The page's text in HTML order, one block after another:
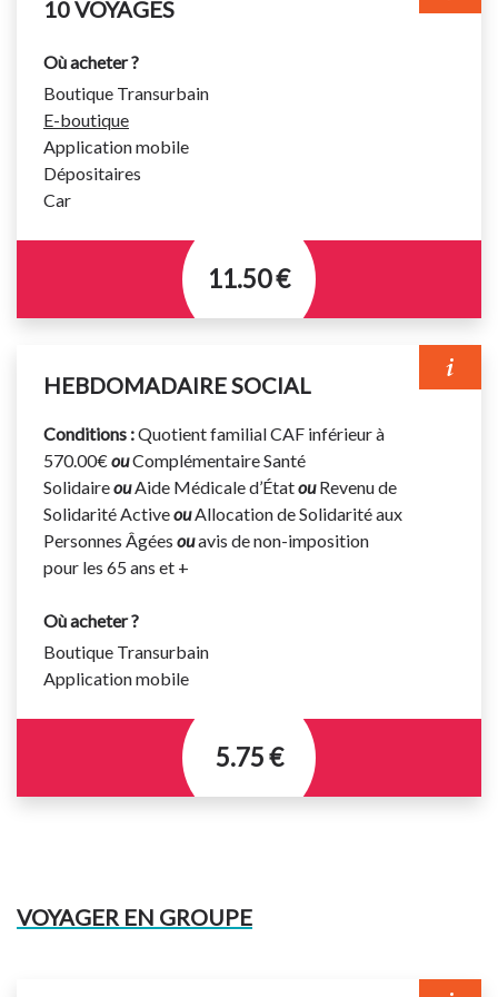
Titre valable sur le réseau urbain et les lignes
régulières interurbaines suivantes : 310 et 711 à 720.
Votre titre de transport doit être validé à chaque
montée dans le bus même en correspondance.
10 VOYAGES
Où acheter ?
Boutique Transurbain
E-boutique
Application mobile
Dépositaires
Car
11.50 €
correspondance gratuite pendant 1h à compter de la
Titre valable sur le réseau urbain et les lignes
régulières interurbaines suivantes : 310 et 711 à 720.
Votre titre de transport doit être validé à chaque
montée dans le bus même en correspondance.
HEBDOMADAIRE SOCIAL
Conditions :Quotient familial CAF inférieur à
570.00€ ouComplémentaire Santé
SolidaireouAide Médicale d’ÉtatouRevenu de
Solidarité ActiveouAllocation de Solidarité aux
Personnes Âgées ouavis de non-imposition
pour les 65 ans et +
Où acheter ?
Boutique Transurbain
Application mobile
5.75 €
Titre valable sur le réseau urbain et les lignes
VOYAGER EN GROUPE